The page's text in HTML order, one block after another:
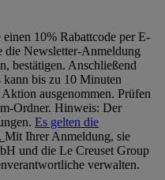
10% Rabattcode per E-
die Newsletter-Anmeldung
bestätigen. Anschließend
kann bis zu 10 Minuten
ausgenommen. Prüfen
Ordner. Hinweis: Der
Es gelten die
Mit Ihrer Anmeldung, sie
und die Le Creuset Group
verwalten.